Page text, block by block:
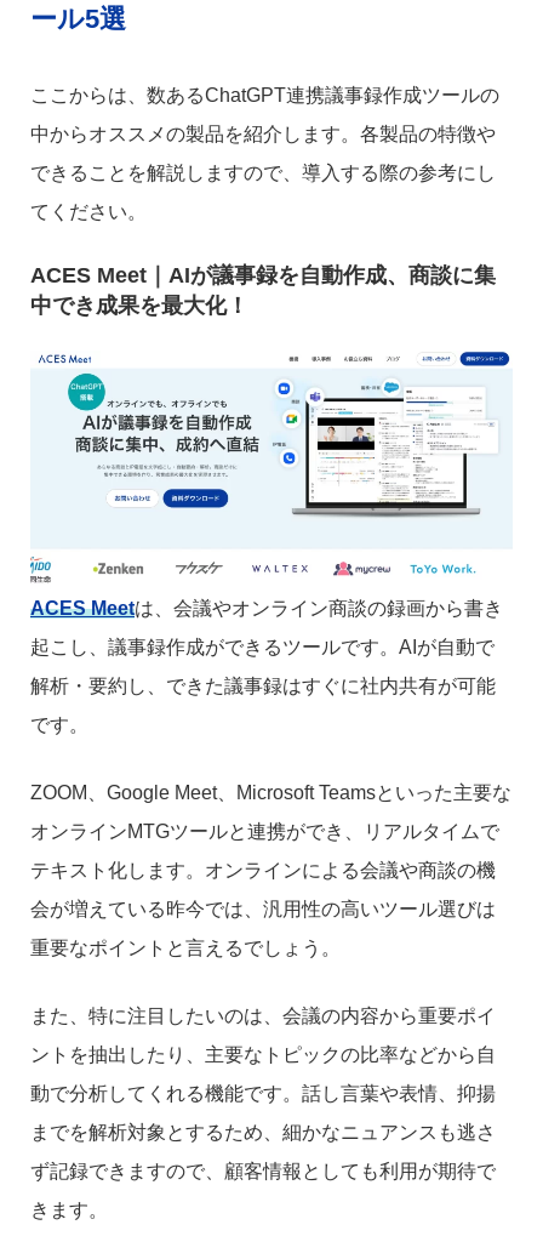
ール5選
ここからは、数あるChatGPT連携議事録作成ツールの
中からオススメの製品を紹介します。各製品の特徴や
できることを解説しますので、導入する際の参考にし
てください。
ACES Meet｜AIが議事録を自動作成、商談に集
中でき成果を最大化！
ACES Meetは、会議やオンライン商談の録画から書き
起こし、議事録作成ができるツールです。AIが自動で
解析・要約し、できた議事録はすぐに社内共有が可能
です。
ZOOM、Google Meet、Microsoft Teamsといった主要な
オンラインMTGツールと連携ができ、リアルタイムで
テキスト化します。オンラインによる会議や商談の機
会が増えている昨今では、汎用性の高いツール選びは
重要なポイントと言えるでしょう。
また、特に注目したいのは、会議の内容から重要ポイ
ントを抽出したり、主要なトピックの比率などから自
動で分析してくれる機能です。話し言葉や表情、抑揚
までを解析対象とするため、細かなニュアンスも逃さ
ず記録できますので、顧客情報としても利用が期待で
きます。